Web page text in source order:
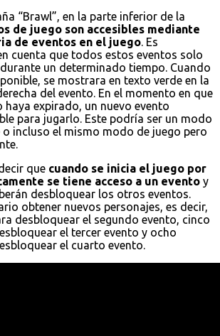
“Brawl”, en la parte inferior de la
de juego son accesibles mediante
de eventos en el juego. Es
cuenta que todos estos eventos solo
un determinado tiempo. Cuando
se mostrara en texto verde en la
del evento. En el momento en que
haya expirado, un nuevo evento
para jugarlo. Este podría ser un modo
incluso el mismo modo de juego pero
que cuando se inicia el juego por
se tiene acceso a un evento y
desbloquear los otros eventos.
obtener nuevos personajes, es decir,
desbloquear el segundo evento, cinco
el tercer evento y ocho
el cuarto evento.